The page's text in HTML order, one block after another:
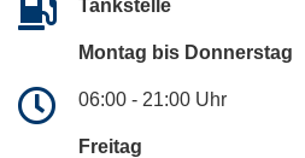
Tankstelle
Montag bis Donnerstag
06:00 - 21:00 Uhr
Freitag